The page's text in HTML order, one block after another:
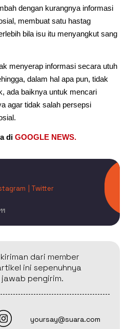
dengan kurangnya informasi
membuat satu hastag
bila isu itu menyangkut sang
menyerap informasi secara utuh
dalam hal apa pun, tidak
ada baiknya untuk mencari
agar tidak salah persepsi
di GOOGLE NEWS.
| Twitter
dari member
ini sepenuhnya
pengirim.
yoursay@suara.com